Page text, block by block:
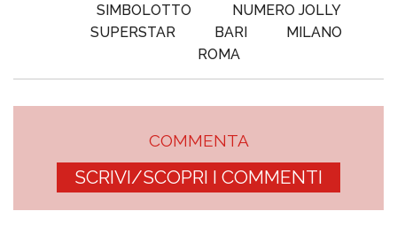
SIMBOLOTTO
NUMERO JOLLY
SUPERSTAR
BARI
MILANO
ROMA
COMMENTA
SCRIVI/SCOPRI I COMMENTI